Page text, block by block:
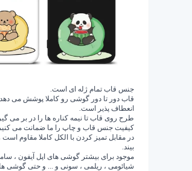
جنس قاب تمام ژله ای است.
قاب دور تا دور گوشی رو کاملا پوشش می دهد.
انعطاف پذیر است.
طرح روی قاب تا نیمه کناره ها را در بر می
کیفیت جنس قاب و چاپ را ما ضمانت می
در مقابل تمیز کردن با الکل کاملا مقاوم
بیند.
موجود برای بیشتر گوشی های اپل آیفون ،
شیائومی ، ریلمی ، سونی و ... و حتی گوشی